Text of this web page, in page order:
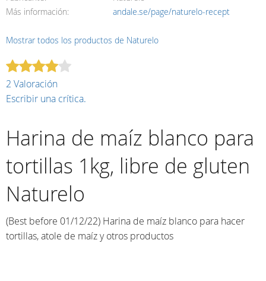
Más información
andale.se/page/naturelo-recept
Mostrar todos los productos de Naturelo
2 Valoración
Escribir una crítica.
Harina de maíz blanco para
tortillas 1kg, libre de gluten
Naturelo
(Best before 01/12/22) Harina de maíz blanco para hacer
tortillas, atole de maíz y otros productos